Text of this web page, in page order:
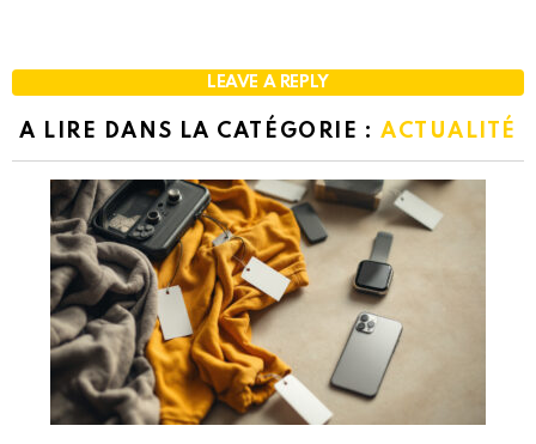
LEAVE A REPLY
A LIRE DANS LA CATÉGORIE : ACTUALITÉ